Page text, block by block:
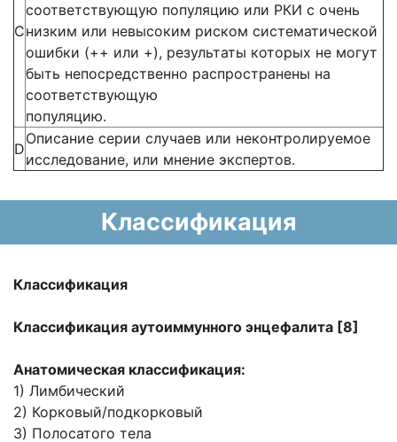
С
соответствующую популяцию или РКИ с очень
низким или невысоким риском систематической
ошибки (++ или +), результаты которых не могут
быть непосредственно распространены на
соответствующую
популяцию.
D
Описание серии случаев или неконтролируемое
исследование, или мнение экспертов.
Классификация
Классификация
Классификация аутоиммунного энцефалита [8]
Анатомическая классификация:
1) Лимбический
2) Корковый/подкорковый
3) Полосатого тела